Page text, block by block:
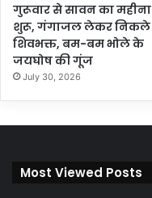
गुरूवार से सावन का महीना
शुरू, गंगाजल लेकर निकले
शिवभक्त, बम-बम भोले के
जयघोष की गूंज
July 30, 2026
Most Viewed Posts